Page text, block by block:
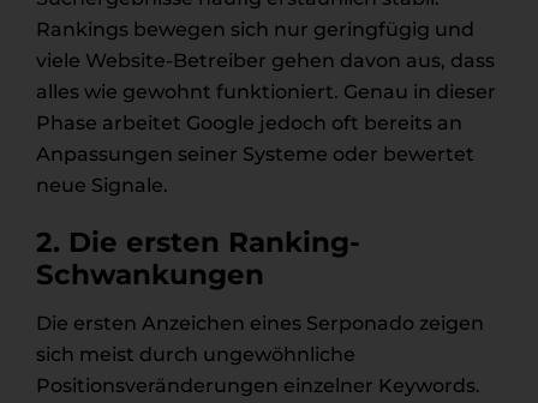
Rankings bewegen sich nur geringfügig und
viele Website-Betreiber gehen davon aus, dass
alles wie gewohnt funktioniert. Genau in dieser
Phase arbeitet Google jedoch oft bereits an
Anpassungen seiner Systeme oder bewertet
neue Signale.
2. Die ersten Ranking-
Schwankungen
Die ersten Anzeichen eines Serponado zeigen
sich meist durch ungewöhnliche
Positionsveränderungen einzelner Keywords.